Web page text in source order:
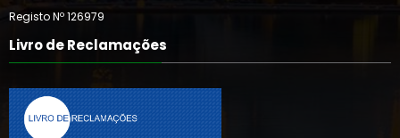
Registo Nº 126979
Livro de Reclamações